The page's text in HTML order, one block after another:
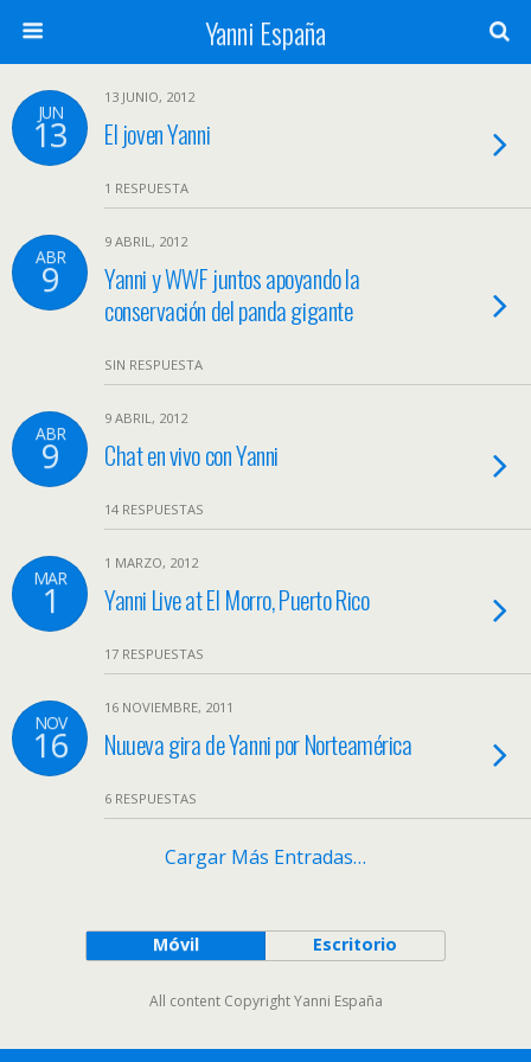
Yanni España
JUN
13
13 JUNIO, 2012
El joven Yanni
1 RESPUESTA
ABR
9
9 ABRIL, 2012
Yanni y WWF juntos apoyando la
conservación del panda gigante
SIN RESPUESTA
ABR
9
9 ABRIL, 2012
Chat en vivo con Yanni
14 RESPUESTAS
MAR
1
1 MARZO, 2012
Yanni Live at El Morro, Puerto Rico
17 RESPUESTAS
NOV
16
16 NOVIEMBRE, 2011
Nuueva gira de Yanni por Norteamérica
6 RESPUESTAS
Cargar Más Entradas…
Móvil Escritorio
All content Copyright Yanni España